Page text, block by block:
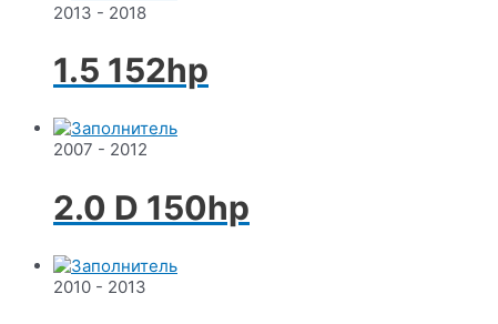
2013 - 2018
1.5 152hp
2007 - 2012
2.0 D 150hp
2010 - 2013